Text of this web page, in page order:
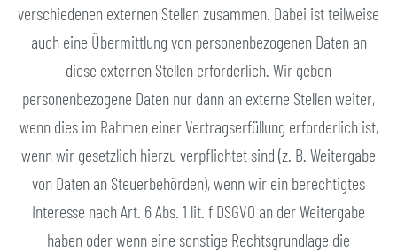
verschiedenen externen Stellen zusammen. Dabei ist teilweise
auch eine Übermittlung von personenbezogenen Daten an
diese externen Stellen erforderlich. Wir geben
personenbezogene Daten nur dann an externe Stellen weiter,
wenn dies im Rahmen einer Vertragserfüllung erforderlich ist,
wenn wir gesetzlich hierzu verpflichtet sind (z. B. Weitergabe
von Daten an Steuerbehörden), wenn wir ein berechtigtes
Interesse nach Art. 6 Abs. 1 lit. f DSGVO an der Weitergabe
haben oder wenn eine sonstige Rechtsgrundlage die